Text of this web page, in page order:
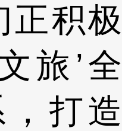
正积极
旅’全
打造